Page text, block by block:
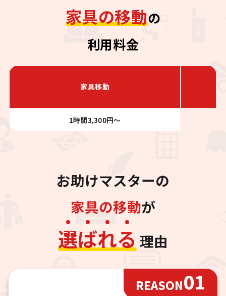
家具の移動の
利用料金
家具移動
1時間3,300円～
お助けマスターの
家具の移動が
選ばれる 理由
REASON01